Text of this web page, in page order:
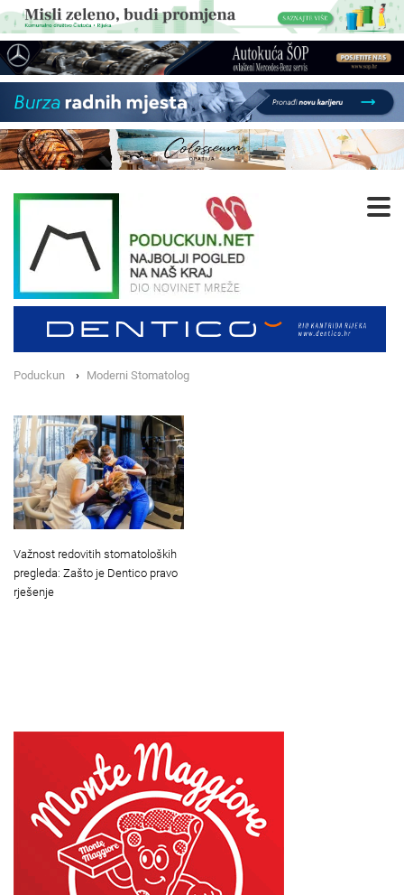
Poduckun Moderni Stomatolog
Važnost redovitih stomatoloških
pregleda: Zašto je Dentico pravo
rješenje